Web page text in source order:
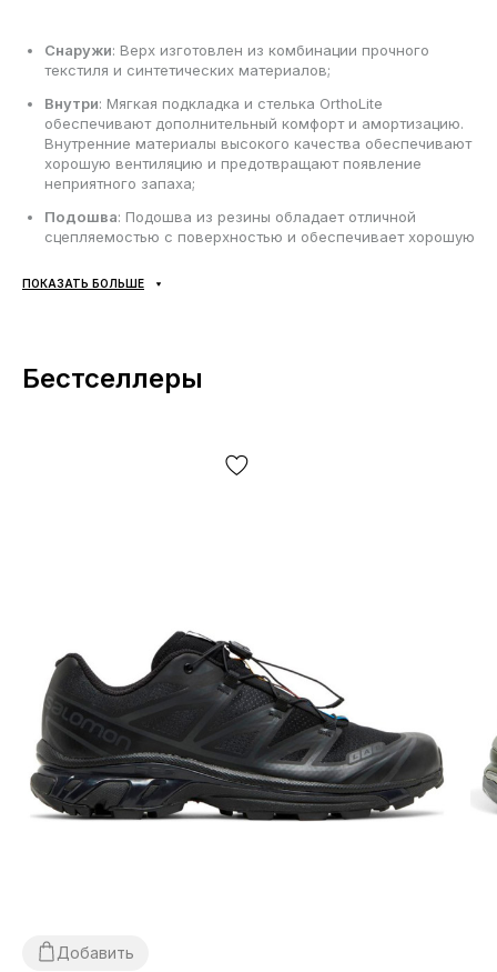
Снаружи: Верх изготовлен из комбинации прочного
текстиля и синтетических материалов;
Внутри: Мягкая подкладка и стелька OrthoLite
обеспечивают дополнительный комфорт и амортизацию.
Внутренние материалы высокого качества обеспечивают
хорошую вентиляцию и предотвращают появление
неприятного запаха;
Подошва: Подошва из резины обладает отличной
сцепляемостью с поверхностью и обеспечивает хорошую
обеспечивает хорошее трение и стабильность при
в зависимости от погодных условий;
Все товары доставляются исключительно компанией
вернуть. В случае, если что-то не подошло — покупатель
может абсолютно бесплатно отказаться от посылки на
отделении почты!
*В зависимости от настроек и качества работы Вашего
гаджета цвет товара, что изображен на фото, может
незначительно отличаться от реального!
т.к. производитель может изменять БЕЗ ПРЕДУПРЕЖДЕНИЯ,
включая, но не ограничиваясь —дизайн, комплектацию,
ПОКАЗАТЬ БОЛЬШЕ
Бестселлеры
Добавить